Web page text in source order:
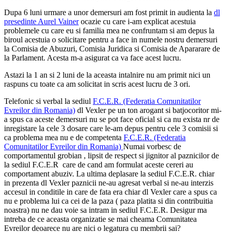
Dupa 6 luni urmare a unor demersuri am fost primit in audienta la dl
presedinte Aurel Vainer ocazie cu care i-am explicat acestuia
problemele cu care eu si familia mea ne confruntam si am depus la
biroul acestuia o solicitare pentru a face in numele nostru demersuri
la Comisia de Abuzuri, Comisia Juridica si Comisia de Apararare de
la Parlament. Acesta m-a asigurat ca va face acest lucru.
Astazi la 1 an si 2 luni de la aceasta intalnire nu am primit nici un
raspuns cu toate ca am solicitat in scris acest lucru de 3 ori.
Telefonic si verbal la sediul F.C.E.R. (Federatia Comunitatilor
Evreilor din Romania) dl Vexler pe un ton arogant si batjocoritor mi-
a spus ca aceste demersuri nu se pot face oficial si ca nu exista nr de
inregistare la cele 3 dosare care le-am depus pentru cele 3 comisii si
ca problema mea nu e de competenta F.C.E.R. (Federatia
Comunitatilor Evreilor din Romania) Numai vorbesc de
comportamentul grobian , lipsit de respect si jignitor al paznicilor de
la sediul F.C.E.R care de cand am formulat aceste cereri au
comportament abuziv. La ultima deplasare la sediul F.C.E.R. chiar
in prezenta dl Vexler paznicii ne-au agresat verbal si ne-au interzis
accesul in conditile in care de fata era chiar dl Vexler care a spus ca
nu e problema lui ca cei de la paza ( paza platita si din contribuitia
noastra) nu ne dau voie sa intram in sediul F.C.E.R. Desigur ma
intreba de ce aceasta organizatie se mai cheama Comunitatea
Evreilor deoarece nu are nici o legatura cu membrii sai?